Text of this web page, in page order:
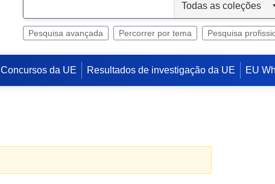
e
Pesquisa avançada Percorrer por tema Pesquisa
Concursos da UE Resultados de investigação da UE EU